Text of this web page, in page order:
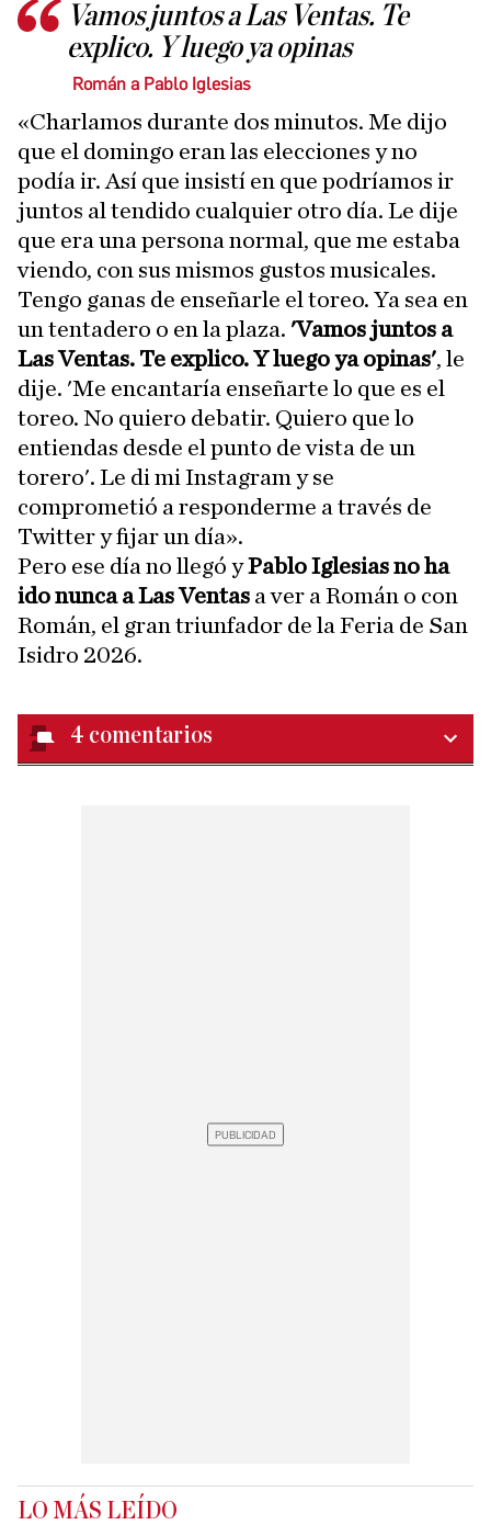
Vamos juntos a Las Ventas. Te
explico. Y luego ya opinas
Román a Pablo Iglesias
«Charlamos durante dos minutos. Me dijo
que el domingo eran las elecciones y no
podía ir. Así que insistí en que podríamos ir
juntos al tendido cualquier otro día. Le dije
que era una persona normal, que me estaba
viendo, con sus mismos gustos musicales.
Tengo ganas de enseñarle el toreo. Ya sea en
un tentadero o en la plaza. 'Vamos juntos a
Las Ventas. Te explico. Y luego ya opinas', le
dije. 'Me encantaría enseñarte lo que es el
toreo. No quiero debatir. Quiero que lo
entiendas desde el punto de vista de un
torero'. Le di mi Instagram y se
comprometió a responderme a través de
Twitter y fijar un día».
Pero ese día no llegó yPablo Iglesias no ha
ido nunca a Las Ventas a ver a Román o con
Román, el gran triunfador de la Feria de San
Isidro 2026.
4 comentarios
LO MÁS LEÍDO